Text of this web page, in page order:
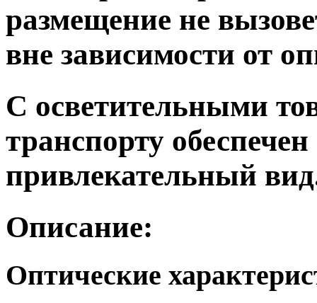
размещение не
вне зависимости от
С осветительными
транспорту
привлекательный
Описание:
Оптические